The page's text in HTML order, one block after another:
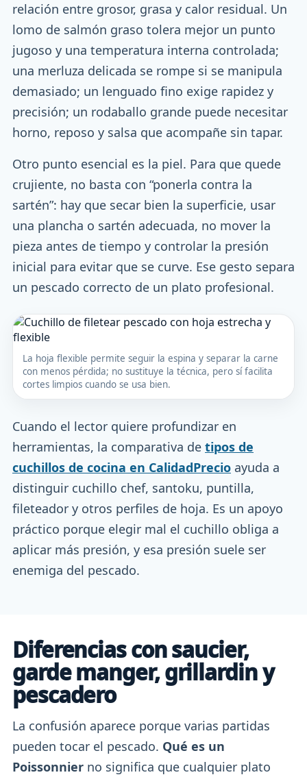
relación entre grosor, grasa y calor residual. Un
lomo de salmón graso tolera mejor un punto
jugoso y una temperatura interna controlada;
una merluza delicada se rompe si se manipula
demasiado; un lenguado fino exige rapidez y
precisión; un rodaballo grande puede necesitar
horno, reposo y salsa que acompañe sin tapar.
Otro punto esencial es la piel. Para que quede
crujiente, no basta con “ponerla contra la
sartén”: hay que secar bien la superficie, usar
una plancha o sartén adecuada, no mover la
pieza antes de tiempo y controlar la presión
inicial para evitar que se curve. Ese gesto separa
un pescado correcto de un plato profesional.
La hoja flexible permite seguir la espina y separar la carne
con menos pérdida; no sustituye la técnica, pero sí facilita
cortes limpios cuando se usa bien.
Cuando el lector quiere profundizar en
herramientas, la comparativa de tipos de
cuchillos de cocina en CalidadPrecio ayuda a
distinguir cuchillo chef, santoku, puntilla,
fileteador y otros perfiles de hoja. Es un apoyo
práctico porque elegir mal el cuchillo obliga a
aplicar más presión, y esa presión suele ser
enemiga del pescado.
Diferencias con saucier,
garde manger, grillardin y
pescadero
La confusión aparece porque varias partidas
pueden tocar el pescado. Qué es un
Poissonnier no significa que cualquier plato